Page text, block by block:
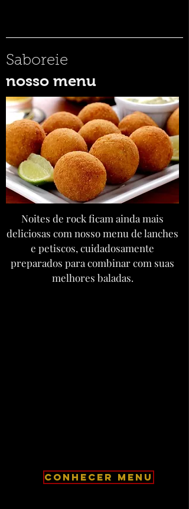
Saboreie
nosso menu
Noites de rock ficam ainda mais
deliciosas com nosso menu de lanches
e petiscos, cuidadosamente
preparados para combinar com suas
melhores baladas.
CONHECER MENU